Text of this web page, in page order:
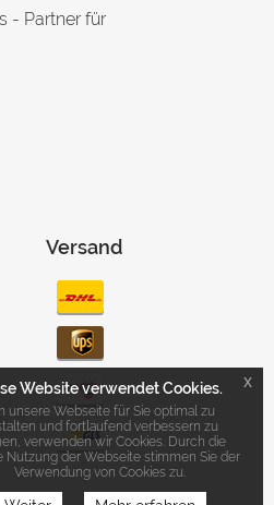
- Partner für
Versand
Website verwendet Cookies.
unsere Webseite für Sie optimal zu
und fortlaufend verbessern zu
verwenden wir Cookies. Durch die
Nutzung der Webseite stimmen Sie der
Verwendung von Cookies zu.
x